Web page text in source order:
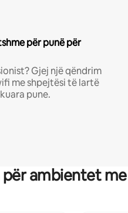
për punë për
Gjej një qëndrim
me shpejtësi të lartë
pune.
ambientet